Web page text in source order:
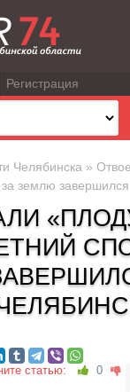
Регистрация
Челябинска »
землю
статью: 0